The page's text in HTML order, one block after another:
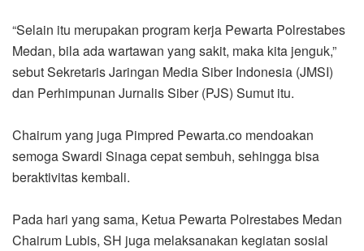
“Selain itu merupakan program kerja Pewarta Polrestabes
Medan, bila ada wartawan yang sakit, maka kita jenguk,”
sebut Sekretaris Jaringan Media Siber Indonesia (JMSI)
dan Perhimpunan Jurnalis Siber (PJS) Sumut itu.
Chairum yang juga Pimpred Pewarta.co mendoakan
semoga Swardi Sinaga cepat sembuh, sehingga bisa
beraktivitas kembali.
Pada hari yang sama, Ketua Pewarta Polrestabes Medan
Chairum Lubis, SH juga melaksanakan kegiatan sosial